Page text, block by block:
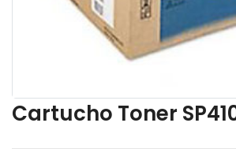
Cartucho Toner